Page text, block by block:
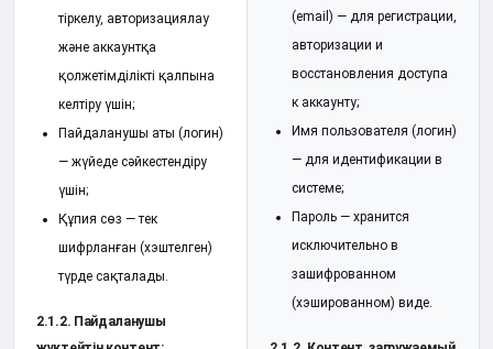
тіркелу, авторизациялау
және аккаунтқа
қолжетімділікті қалпына
келтіру үшін;
Пайдаланушы аты (логин)
— жүйеде сәйкестендіру
үшін;
Құпия сөз — тек
шифрланған (хэштелген)
түрде сақталады.
2.1.2. Пайдаланушы
(email) — для регистрации,
авторизации и
восстановления доступа
к аккаунту;
Имя пользователя (логин)
— для идентификации в
системе;
Пароль — хранится
исключительно в
зашифрованном
(хэшированном) виде.